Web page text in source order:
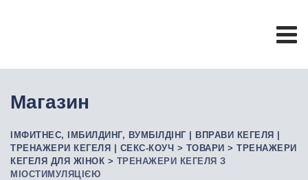
Магазин
ІМФИТНЕС, ІМБИЛДИНГ, ВУМБІЛДІНГ | ВПРАВИ КЕГЕЛЯ |
ТРЕНАЖЕРИ КЕГЕЛЯ | СЕКС-КОУЧ > ТОВАРИ > ТРЕНАЖЕРИ
КЕГЕЛЯ ДЛЯ ЖІНОК > ТРЕНАЖЕРИ КЕГЕЛЯ З
МІОСТИМУЛЯЦІЄЮ